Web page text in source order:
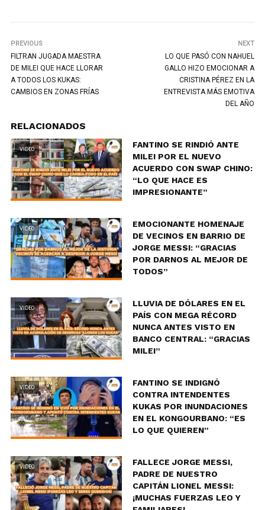
PREVIOUS
FILTRAN JUGADA MAESTRA
DE MILEI QUE HACE LLORAR
A TODOS LOS KUKAS:
CAMBIOS EN ZONAS FRÍAS
NEXT
LO QUE PASÓ CON NAHUEL
GALLO HIZO EMOCIONAR A
CRISTINA PÉREZ EN LA
ENTREVISTA MÁS EMOTIVA
DEL AÑO
RELACIONADOS
VIDEO
FANTINO SE RINDIÓ ANTE
MILEI POR EL NUEVO
ACUERDO CON SWAP CHINO:
“LO QUE HACE ES
IMPRESIONANTE”
VIDEO
EMOCIONANTE HOMENAJE
DE VECINOS EN BARRIO DE
JORGE MESSI: “GRACIAS
POR DARNOS AL MEJOR DE
TODOS”
VIDEO
LLUVIA DE DÓLARES EN EL
PAÍS CON MEGA RÉCORD
NUNCA ANTES VISTO EN
BANCO CENTRAL: “GRACIAS
MILEI”
VIDEO
FANTINO SE INDIGNÓ
CONTRA INTENDENTES
KUKAS POR INUNDACIONES
EN EL KONGOURBANO: “ES
LO QUE QUIEREN”
VIDEO
FALLECE JORGE MESSI,
PADRE DE NUESTRO
CAPITÁN LIONEL MESSI:
¡MUCHAS FUERZAS LEO Y